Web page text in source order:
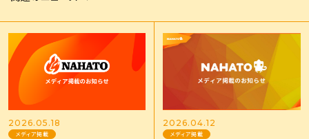
2026.05.18
メディア掲載
2026.04.12
メディア掲載